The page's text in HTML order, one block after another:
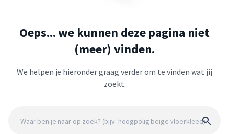
Oeps... we kunnen deze pagina niet
(meer) vinden.
We helpen je hieronder graag verder om te vinden wat jij
zoekt.